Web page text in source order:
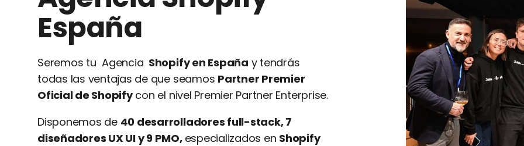
España
Seremos tu Agencia Shopify en España y tendrás
todas las ventajas de que seamos Partner Premier
Oficial de Shopifycon el nivel Premier Partner Enterprise.
Disponemos de 40 desarrolladores full-stack, 7
diseñadores UX UI y 9 PMO, especializados en Shopify